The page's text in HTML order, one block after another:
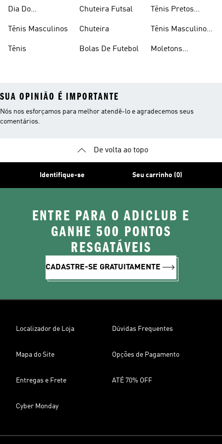
Dia Do
Tênis Masculinos
Tênis
Chuteira Futsal
Chuteira
Bolas De Futebol
Tênis Pretos
Tênis Masculino
Moletons
SUA OPINIÃO É IMPORTANTE
Nós nos esforçamos para melhor atendê-lo e agradecemos seus
comentários.
De volta ao topo
Identifique-se Seu carrinho (0)
ENTRE PARA O ADICLUB E
GANHE 500 PONTOS
RESGATÁVEIS
CADASTRE-SE GRATUITAMENTE
Localizador de Loja Dúvidas Frequentes
Mapa do Site Opções de Pagamento
Entregas e Frete ATÉ 70% OFF
Cyber Monday